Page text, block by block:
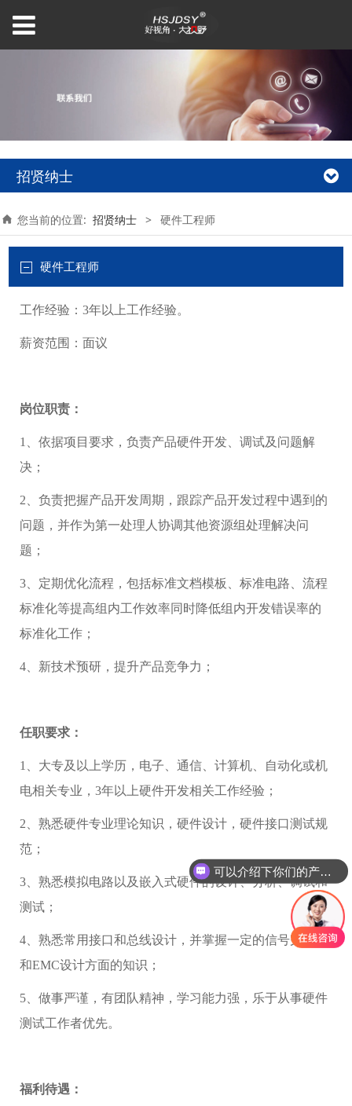
招贤纳士
您当前的位置: 招贤纳士 > 硬件工程师
硬件工程师
工作经验：3年以上工作经验。
薪资范围：面议
岗位职责：
1、依据项目要求，负责产品硬件开发、调试及问题解
决；
2、负责把握产品开发周期，跟踪产品开发过程中遇到的
问题，并作为第一处理人协调其他资源组处理解决问
题；
3、定期优化流程，包括标准文档模板、标准电路、流程
标准化等提高组内工作效率同时降低组内开发错误率的
标准化工作；
4、新技术预研，提升产品竞争力；
任职要求：
1、大专及以上学历，电子、通信、计算机、自动化或机
电相关专业，3年以上硬件开发相关工作经验；
2、熟悉硬件专业理论知识，硬件设计，硬件接口测试规
范；
3、熟悉模拟电路以及嵌入式硬件的设计、分析、调试和
测试；
4、熟悉常用接口和总线设计，并掌握一定的信号完整性
和EMC设计方面的知识；
5、做事严谨，有团队精神，学习能力强，乐于从事硬件
测试工作者优先。
福利待遇：
可以介绍下你们的产品么